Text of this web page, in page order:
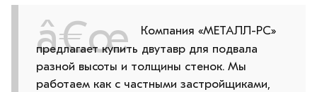
Компания «МЕТАЛЛ-РС»
предлагает купить двутавр для подвала
разной высоты и толщины стенок. Мы
работаем как с частными застройщиками,